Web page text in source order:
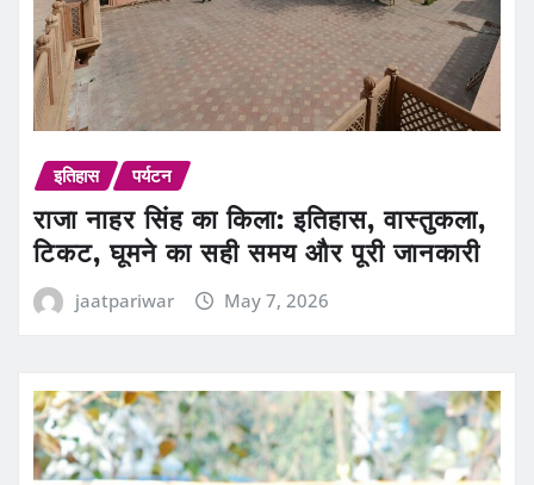
इतिहास पर्यटन
राजा नाहर सिंह का किला: इतिहास, वास्तुकला,
टिकट, घूमने का सही समय और पूरी जानकारी
jaatpariwar May 7, 2026